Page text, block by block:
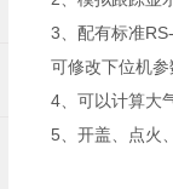
3、配有标准
可修改下位机参
4、可以计算大
5、开盖、点火